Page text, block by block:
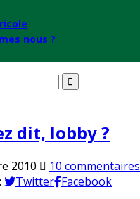
nous ?
dit, lobby ?
2010 10 commentaires
Twitter Facebook